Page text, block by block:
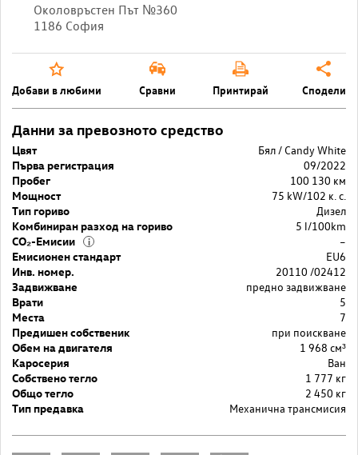
Околовръстен Път №360
1186 София
Добави в любими Сравни Принтирай Сподели
Данни за превозното средство
Цвят
Бял / Candy White
Първа регистрация
09/2022
Пробег
100 130 км
Мощност
75 kW/102 к. с.
Тип гориво
Дизел
Комбиниран разход на гориво
5 l/100km
CO₂-Емисии
i
–
Емисионен стандарт
EU6
Инв. номер.
20110 /02412
Задвижване
предно задвижване
Врати
5
Места
7
Предишен собственик
при поискване
Обем на двигателя
1 968 cм³
Каросерия
Ван
Собствено тегло
1 777 кг
Общо тегло
2 450 кг
Тип предавка
Механична трансмисия